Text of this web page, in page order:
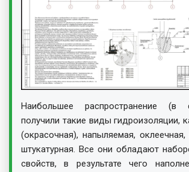
Наибольшее распространение (в
получили такие виды гидроизоляции,
(окрасочная), напыляемая, оклеечная,
штукатурная. Все они обладают
свойств, в результате чего